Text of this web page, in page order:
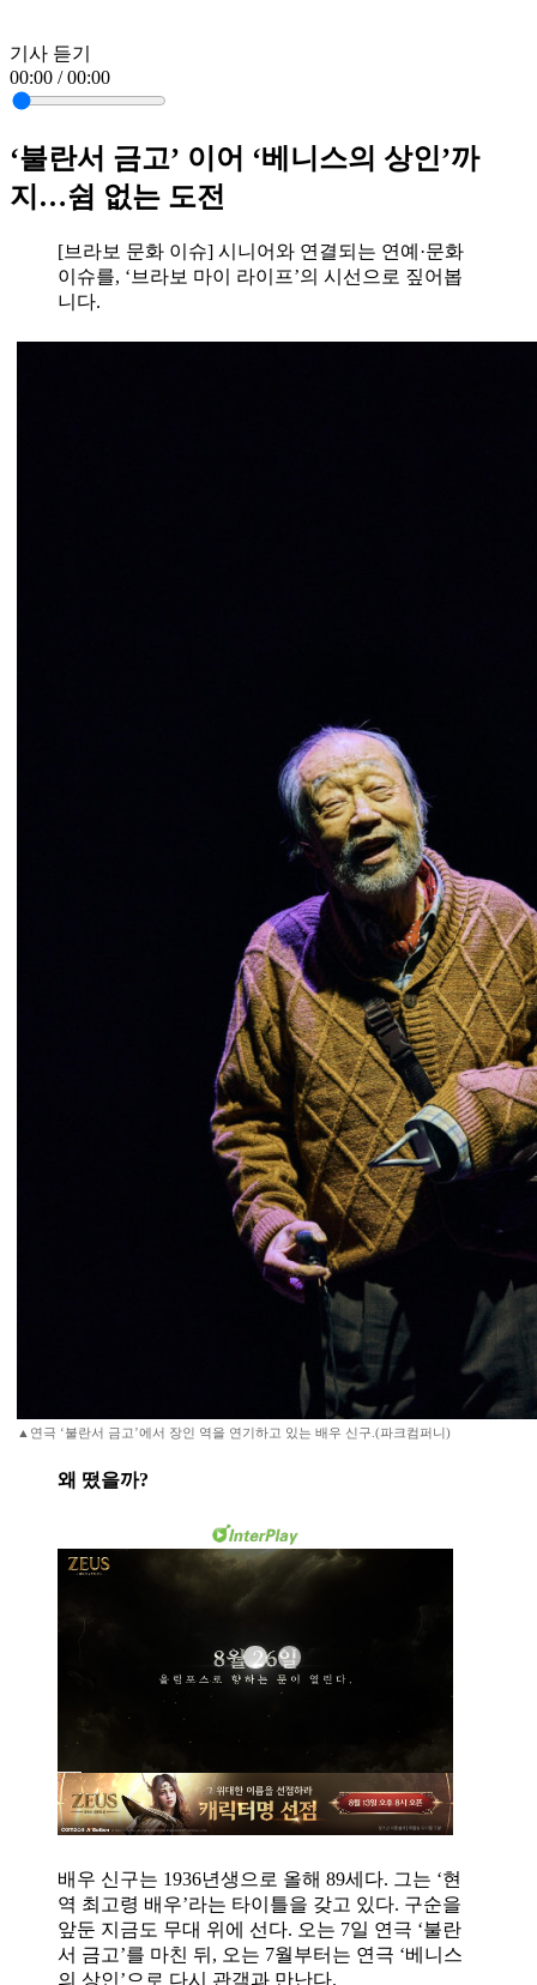
기사 듣기
00:00 / 00:00
‘불란서 금고’ 이어 ‘베니스의 상인’까
지…쉼 없는 도전
[브라보 문화 이슈] 시니어와 연결되는 연예·문화
이슈를, ‘브라보 마이 라이프’의 시선으로 짚어봅
니다.
▲연극 ‘불란서 금고’에서 장인 역을 연기하고 있는 배우 신구.(파크컴퍼니)
왜 떴을까?
배우 신구는 1936년생으로 올해 89세다. 그는 ‘현
역 최고령 배우’라는 타이틀을 갖고 있다. 구순을
앞둔 지금도 무대 위에 선다. 오는 7일 연극 ‘불란
서 금고’를 마친 뒤, 오는 7월부터는 연극 ‘베니스
의 상인’으로 다시 관객과 만난다.